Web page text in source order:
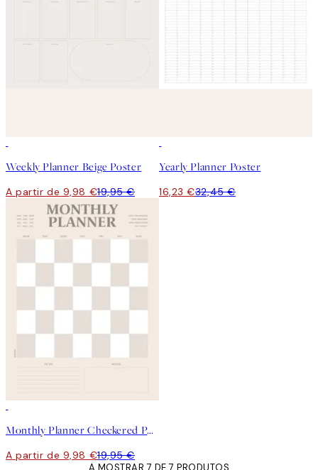
Weekly Planner Beige Poster
A partir de 9,98 €19,95 €
Yearly Planner Poster
16,23 €32,45 €
Monthly Planner Checkered Poster
A partir de 9,98 €19,95 €